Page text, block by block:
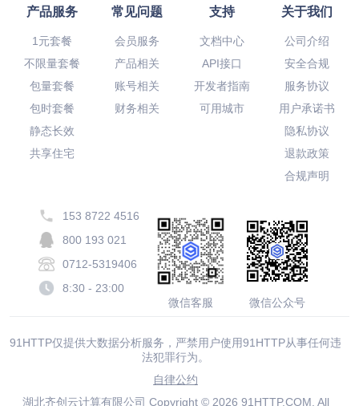
产品服务
1元套餐
不限量套餐
包量套餐
包时套餐
静态长效
共享住宅
常见问题
会员服务
产品相关
账号相关
财务相关
支持
文档中心
API接口
开发者指南
可用城市
关于我们
公司介绍
安全合规
服务协议
用户承诺书
隐私协议
退款政策
合规声明
153 8722 4516
800 193 021
0712-5319406
8:30 - 23:00
微信客服
微信公众号
91HTTP仅提供大数据分析服务，严禁用户使用91HTTP从事任何违
法犯罪行为。
自律公约
湖北齐创云计算有限公司 Copyright © 2026 91HTTP.COM. All